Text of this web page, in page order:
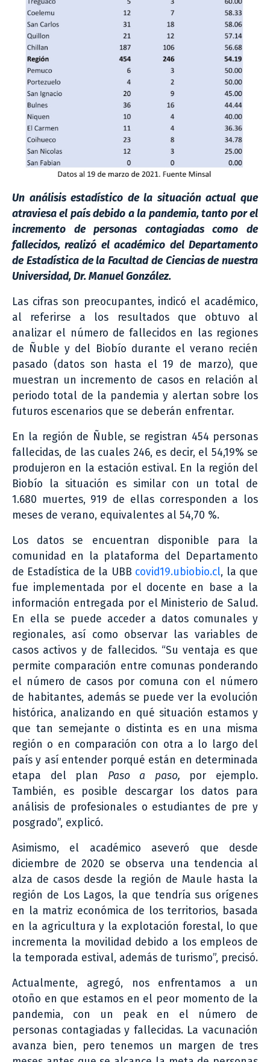
Un análisis estadístico de la situación actual que
atraviesa el país debido a la pandemia, tanto por el
incremento de personas contagiadas como de
fallecidos, realizó el académico del Departamento
de Estadística de la Facultad de Ciencias de nuestra
Universidad, Dr. Manuel González.
Las cifras son preocupantes, indicó el académico,
al referirse a los resultados que obtuvo al
analizar el número de fallecidos en las regiones
de Ñuble y del Biobío durante el verano recién
pasado (datos son hasta el 19 de marzo), que
muestran un incremento de casos en relación al
periodo total de la pandemia y alertan sobre los
futuros escenarios que se deberán enfrentar.
En la región de Ñuble, se registran 454 personas
fallecidas, de las cuales 246, es decir, el 54,19% se
produjeron en la estación estival. En la región del
Biobío la situación es similar con un total de
1.680 muertes, 919 de ellas corresponden a los
meses de verano, equivalentes al 54,70 %.
Los datos se encuentran disponible para la
comunidad en la plataforma del Departamento
de Estadística de la UBB covid19.ubiobio.cl, la que
fue implementada por el docente en base a la
información entregada por el Ministerio de Salud.
En ella se puede acceder a datos comunales y
regionales, así como observar las variables de
casos activos y de fallecidos. “Su ventaja es que
permite comparación entre comunas ponderando
el número de casos por comuna con el número
de habitantes, además se puede ver la evolución
histórica, analizando en qué situación estamos y
que tan semejante o distinta es en una misma
región o en comparación con otra a lo largo del
país y así entender porqué están en determinada
etapa del plan Paso a paso, por ejemplo.
También, es posible descargar los datos para
análisis de profesionales o estudiantes de pre y
posgrado”, explicó.
Asimismo, el académico aseveró que desde
diciembre de 2020 se observa una tendencia al
alza de casos desde la región de Maule hasta la
región de Los Lagos, la que tendría sus orígenes
en la matriz económica de los territorios, basada
en la agricultura y la explotación forestal, lo que
incrementa la movilidad debido a los empleos de
la temporada estival, además de turismo”, precisó.
Actualmente, agregó, nos enfrentamos a un
otoño en que estamos en el peor momento de la
pandemia, con un peak en el número de
personas contagiadas y fallecidas. La vacunación
avanza bien, pero tenemos un margen de tres